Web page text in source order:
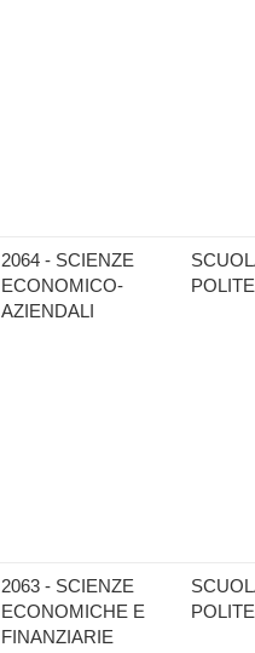
2064 - SCIENZE
ECONOMICO-
AZIENDALI
2063 - SCIENZE
ECONOMICHE E
FINANZIARIE